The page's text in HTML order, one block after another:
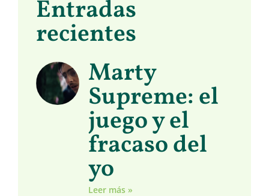
Entradas
recientes
Marty
Supreme: el
juego y el
fracaso del
yo
Leer más »